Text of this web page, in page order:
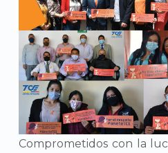
Comprometidos con la